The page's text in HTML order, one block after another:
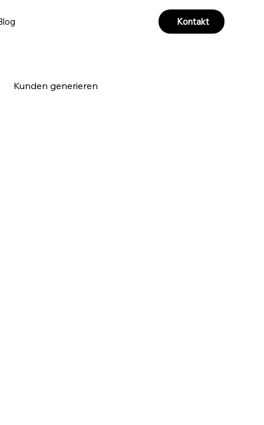
Kontakt
Kunden generieren
& Videoproduktion